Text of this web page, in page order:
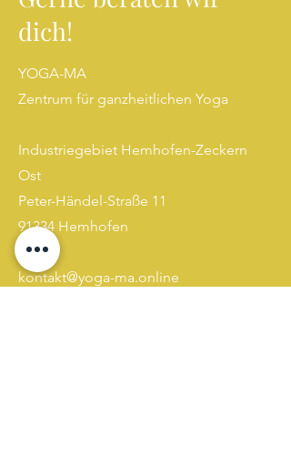
dich!
YOGA-MA
Zentrum für ganzheitlichen Yoga
Industriegebiet Hemhofen-Zeckern
Ost
Peter-Händel-Straße 11
91334 Hemhofen
kontakt@yoga-ma.online